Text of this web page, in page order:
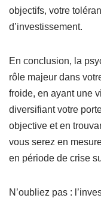
objectifs, votre
d’investissement.
En conclusion, la
rôle majeur dans
froide, en ayant une
diversifiant votre
objective et en
vous serez en
en période de crise
N’oubliez pas :